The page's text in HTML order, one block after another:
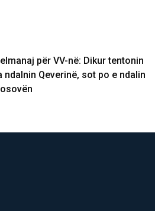
për VV-në: Dikur tentonin
ndalnin Qeverinë, sot po e ndalin